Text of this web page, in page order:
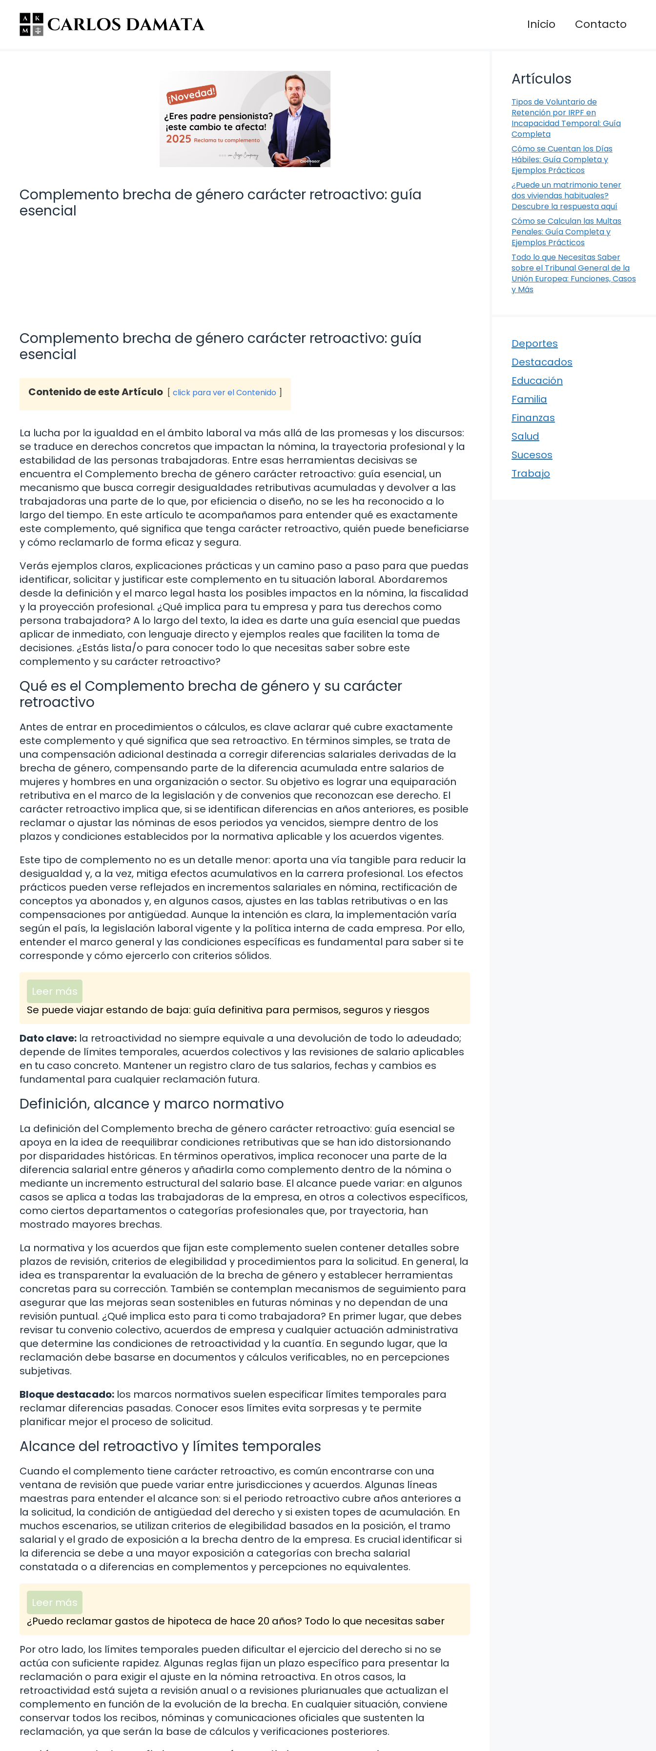
contenido
Inicio Contacto
Complemento brecha de género carácter retroactivo: guía
esencial
Complemento brecha de género carácter retroactivo: guía
esencial
Contenido de este Artículo click para ver el Contenido
La lucha por la igualdad en el ámbito laboral va más allá de las promesas y los discursos:
se traduce en derechos concretos que impactan la nómina, la trayectoria profesional y la
estabilidad de las personas trabajadoras. Entre esas herramientas decisivas se
encuentra el Complemento brecha de género carácter retroactivo: guía esencial, un
mecanismo que busca corregir desigualdades retributivas acumuladas y devolver a las
trabajadoras una parte de lo que, por eficiencia o diseño, no se les ha reconocido a lo
largo del tiempo. En este artículo te acompañamos para entender qué es exactamente
este complemento, qué significa que tenga carácter retroactivo, quién puede beneficiarse
y cómo reclamarlo de forma eficaz y segura.
Verás ejemplos claros, explicaciones prácticas y un camino paso a paso para que puedas
identificar, solicitar y justificar este complemento en tu situación laboral. Abordaremos
desde la definición y el marco legal hasta los posibles impactos en la nómina, la fiscalidad
y la proyección profesional. ¿Qué implica para tu empresa y para tus derechos como
persona trabajadora? A lo largo del texto, la idea es darte una guía esencial que puedas
aplicar de inmediato, con lenguaje directo y ejemplos reales que faciliten la toma de
decisiones. ¿Estás lista/o para conocer todo lo que necesitas saber sobre este
complemento y su carácter retroactivo?
Qué es el Complemento brecha de género y su carácter
retroactivo
Antes de entrar en procedimientos o cálculos, es clave aclarar qué cubre exactamente
este complemento y qué significa que sea retroactivo. En términos simples, se trata de
una compensación adicional destinada a corregir diferencias salariales derivadas de la
brecha de género, compensando parte de la diferencia acumulada entre salarios de
mujeres y hombres en una organización o sector. Su objetivo es lograr una equiparación
retributiva en el marco de la legislación y de convenios que reconozcan ese derecho. El
carácter retroactivo implica que, si se identifican diferencias en años anteriores, es posible
reclamar o ajustar las nóminas de esos periodos ya vencidos, siempre dentro de los
plazos y condiciones establecidos por la normativa aplicable y los acuerdos vigentes.
Este tipo de complemento no es un detalle menor: aporta una vía tangible para reducir la
desigualdad y, a la vez, mitiga efectos acumulativos en la carrera profesional. Los efectos
prácticos pueden verse reflejados en incrementos salariales en nómina, rectificación de
conceptos ya abonados y, en algunos casos, ajustes en las tablas retributivas o en las
compensaciones por antigüedad. Aunque la intención es clara, la implementación varía
según el país, la legislación laboral vigente y la política interna de cada empresa. Por ello,
entender el marco general y las condiciones específicas es fundamental para saber si te
corresponde y cómo ejercerlo con criterios sólidos.
Leer más
Se puede viajar estando de baja: guía definitiva para permisos, seguros y riesgos
Dato clave: la retroactividad no siempre equivale a una devolución de todo lo adeudado;
depende de límites temporales, acuerdos colectivos y las revisiones de salario aplicables
en tu caso concreto. Mantener un registro claro de tus salarios, fechas y cambios es
fundamental para cualquier reclamación futura.
Definición, alcance y marco normativo
La definición del Complemento brecha de género carácter retroactivo: guía esencial se
apoya en la idea de reequilibrar condiciones retributivas que se han ido distorsionando
por disparidades históricas. En términos operativos, implica reconocer una parte de la
diferencia salarial entre géneros y añadirla como complemento dentro de la nómina o
mediante un incremento estructural del salario base. El alcance puede variar: en algunos
casos se aplica a todas las trabajadoras de la empresa, en otros a colectivos específicos,
como ciertos departamentos o categorías profesionales que, por trayectoria, han
mostrado mayores brechas.
La normativa y los acuerdos que fijan este complemento suelen contener detalles sobre
plazos de revisión, criterios de elegibilidad y procedimientos para la solicitud. En general, la
idea es transparentar la evaluación de la brecha de género y establecer herramientas
concretas para su corrección. También se contemplan mecanismos de seguimiento para
asegurar que las mejoras sean sostenibles en futuras nóminas y no dependan de una
revisión puntual. ¿Qué implica esto para ti como trabajadora? En primer lugar, que debes
revisar tu convenio colectivo, acuerdos de empresa y cualquier actuación administrativa
que determine las condiciones de retroactividad y la cuantía. En segundo lugar, que la
reclamación debe basarse en documentos y cálculos verificables, no en percepciones
subjetivas.
Bloque destacado: los marcos normativos suelen especificar límites temporales para
reclamar diferencias pasadas. Conocer esos límites evita sorpresas y te permite
planificar mejor el proceso de solicitud.
Alcance del retroactivo y límites temporales
Cuando el complemento tiene carácter retroactivo, es común encontrarse con una
ventana de revisión que puede variar entre jurisdicciones y acuerdos. Algunas líneas
maestras para entender el alcance son: si el periodo retroactivo cubre años anteriores a
la solicitud, la condición de antigüedad del derecho y si existen topes de acumulación. En
muchos escenarios, se utilizan criterios de elegibilidad basados en la posición, el tramo
salarial y el grado de exposición a la brecha dentro de la empresa. Es crucial identificar si
la diferencia se debe a una mayor exposición a categorías con brecha salarial
constatada o a diferencias en complementos y percepciones no equivalentes.
Leer más
¿Puedo reclamar gastos de hipoteca de hace 20 años? Todo lo que necesitas saber
Por otro lado, los límites temporales pueden dificultar el ejercicio del derecho si no se
actúa con suficiente rapidez. Algunas reglas fijan un plazo específico para presentar la
reclamación o para exigir el ajuste en la nómina retroactiva. En otros casos, la
retroactividad está sujeta a revisión anual o a revisiones plurianuales que actualizan el
complemento en función de la evolución de la brecha. En cualquier situación, conviene
conservar todos los recibos, nóminas y comunicaciones oficiales que sustenten la
reclamación, ya que serán la base de cálculos y verificaciones posteriores.
Artículos
Tipos de Voluntario de
Retención por IRPF en
Incapacidad Temporal: Guía
Completa
Cómo se Cuentan los Días
Hábiles: Guía Completa y
Ejemplos Prácticos
¿Puede un matrimonio tener
dos viviendas habituales?
Descubre la respuesta aquí
Cómo se Calculan las Multas
Penales: Guía Completa y
Ejemplos Prácticos
Todo lo que Necesitas Saber
sobre el Tribunal General de la
Unión Europea: Funciones, Casos
y Más
Deportes
Destacados
Educación
Familia
Finanzas
Salud
Sucesos
Trabajo